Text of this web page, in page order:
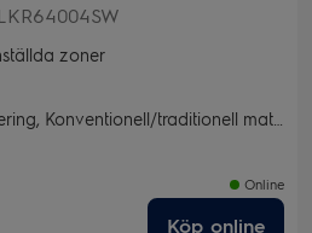
LKR64004SW
zoner
Torkning, Snabbgrill, Bakning med fukt, Pizza/Paj, Varmluft, Snabbgrill
Online
Köp online